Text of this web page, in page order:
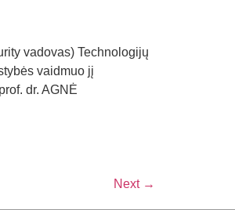
vadovas) Technologijų
vaidmuo jį
dr. AGNĖ
Next →